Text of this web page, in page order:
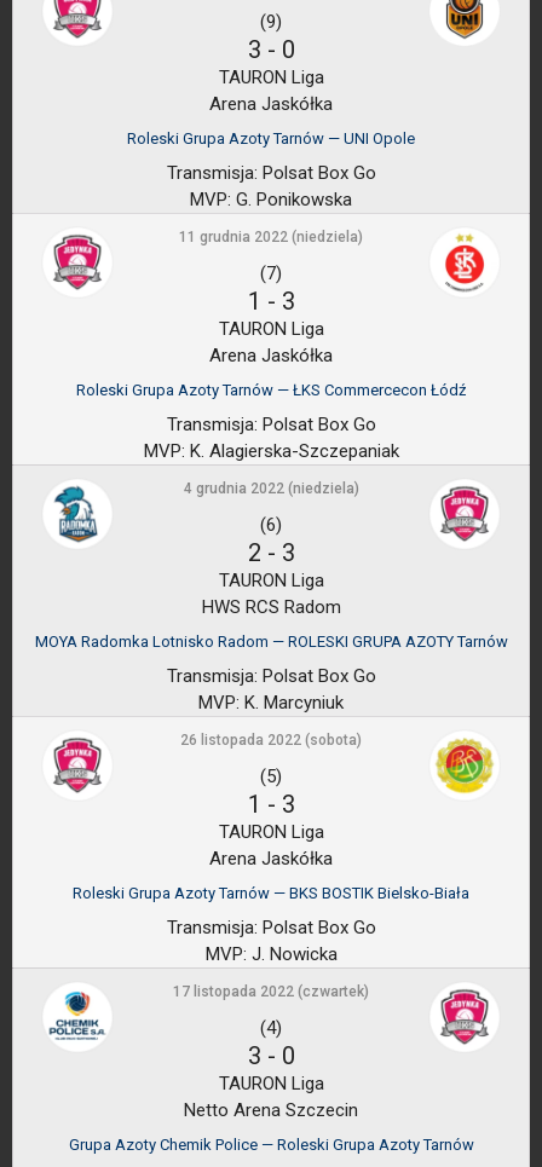
(9)
3 - 0
TAURON Liga
Arena Jaskółka
Roleski Grupa Azoty Tarnów — UNI Opole
Transmisja: Polsat Box Go
MVP: G. Ponikowska
11 grudnia 2022 (niedziela)
(7)
1 - 3
TAURON Liga
Arena Jaskółka
Roleski Grupa Azoty Tarnów — ŁKS Commercecon Łódź
Transmisja: Polsat Box Go
MVP: K. Alagierska-Szczepaniak
4 grudnia 2022 (niedziela)
(6)
2 - 3
TAURON Liga
HWS RCS Radom
MOYA Radomka Lotnisko Radom — ROLESKI GRUPA AZOTY Tarnów
Transmisja: Polsat Box Go
MVP: K. Marcyniuk
26 listopada 2022 (sobota)
(5)
1 - 3
TAURON Liga
Arena Jaskółka
Roleski Grupa Azoty Tarnów — BKS BOSTIK Bielsko-Biała
Transmisja: Polsat Box Go
MVP: J. Nowicka
17 listopada 2022 (czwartek)
(4)
3 - 0
TAURON Liga
Netto Arena Szczecin
Grupa Azoty Chemik Police — Roleski Grupa Azoty Tarnów